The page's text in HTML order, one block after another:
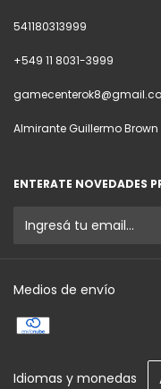
541180313999
+549 11 8031-3999
Almirante Guillermo Brown
ENTERATE NOVEDADES
Medios de envío
Idiomas y monedas